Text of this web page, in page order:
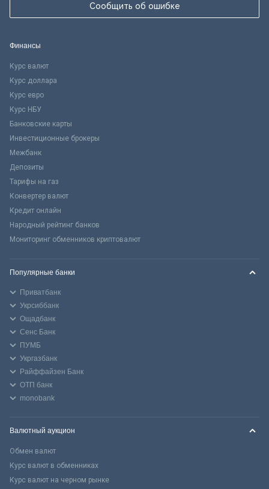
Сообщить об ошибке
Финансы
Курс валют
Курс доллара
Курс евро
Курс НБУ
Банковские карты
Инвестиционные брокеры
Межбанк
Депозиты
Тарифы на газ
Конвертер валют
Кредит онлайн
Народный рейтинг банков
Мониторинг обменников криптовалют
Популярные банки
Приватбанк
Укрсиббанк
Ощадбанк
Сенс Банк
ПУМБ
Укргазбанк
Райффайзен Банк
ОТП банк
monobank
Валютный аукцион
Обмен валют
Курс валют в обменниках
Курс валют на черном рынке